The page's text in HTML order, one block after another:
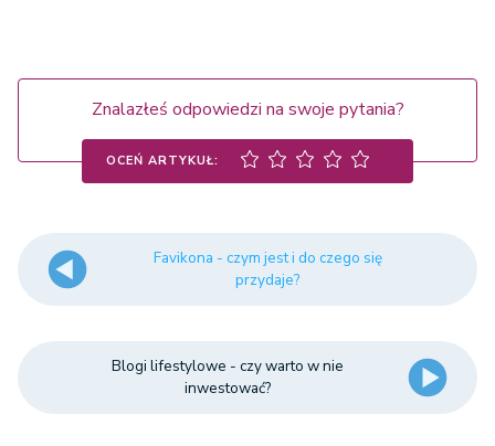
Znalazłeś odpowiedzi na swoje pytania?
OCEŃ ARTYKUŁ:
Favikona - czym jest i do czego się
przydaje?
Blogi lifestylowe - czy warto w nie
inwestować?